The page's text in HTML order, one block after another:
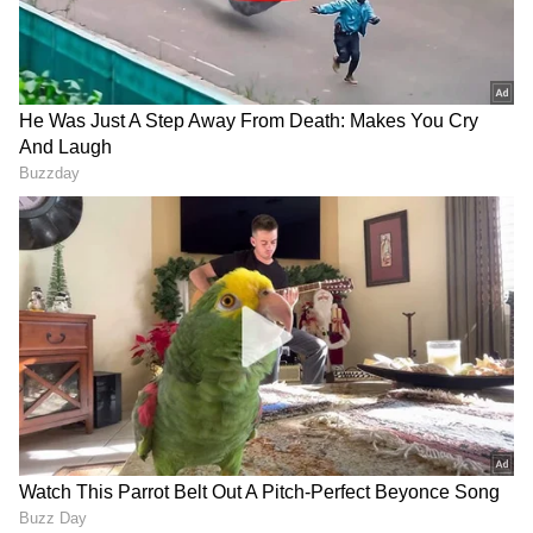
DOWNLOAD APP
RECOMMENDED STORIES